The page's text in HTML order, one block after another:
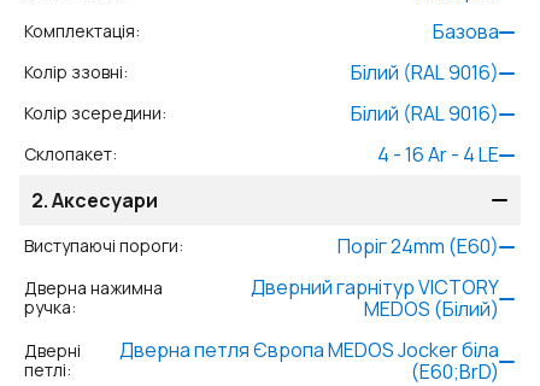
Комплектація: Базова
Колір ззовні: Білий (RAL 9016)
Колір зсередини: Білий (RAL 9016)
Склопакет:
4 - 16 Ar - 4 LE
2.Аксесуари
Виступаючі пороги: Поріг 24mm (E60)
Дверна нажимна
ручка:
Дверний гарнітур VICTORY
MEDOS (Білий)
Дверні
петлі:
Дверна петля Європа MEDOS Jocker біла
(E60;BrD)